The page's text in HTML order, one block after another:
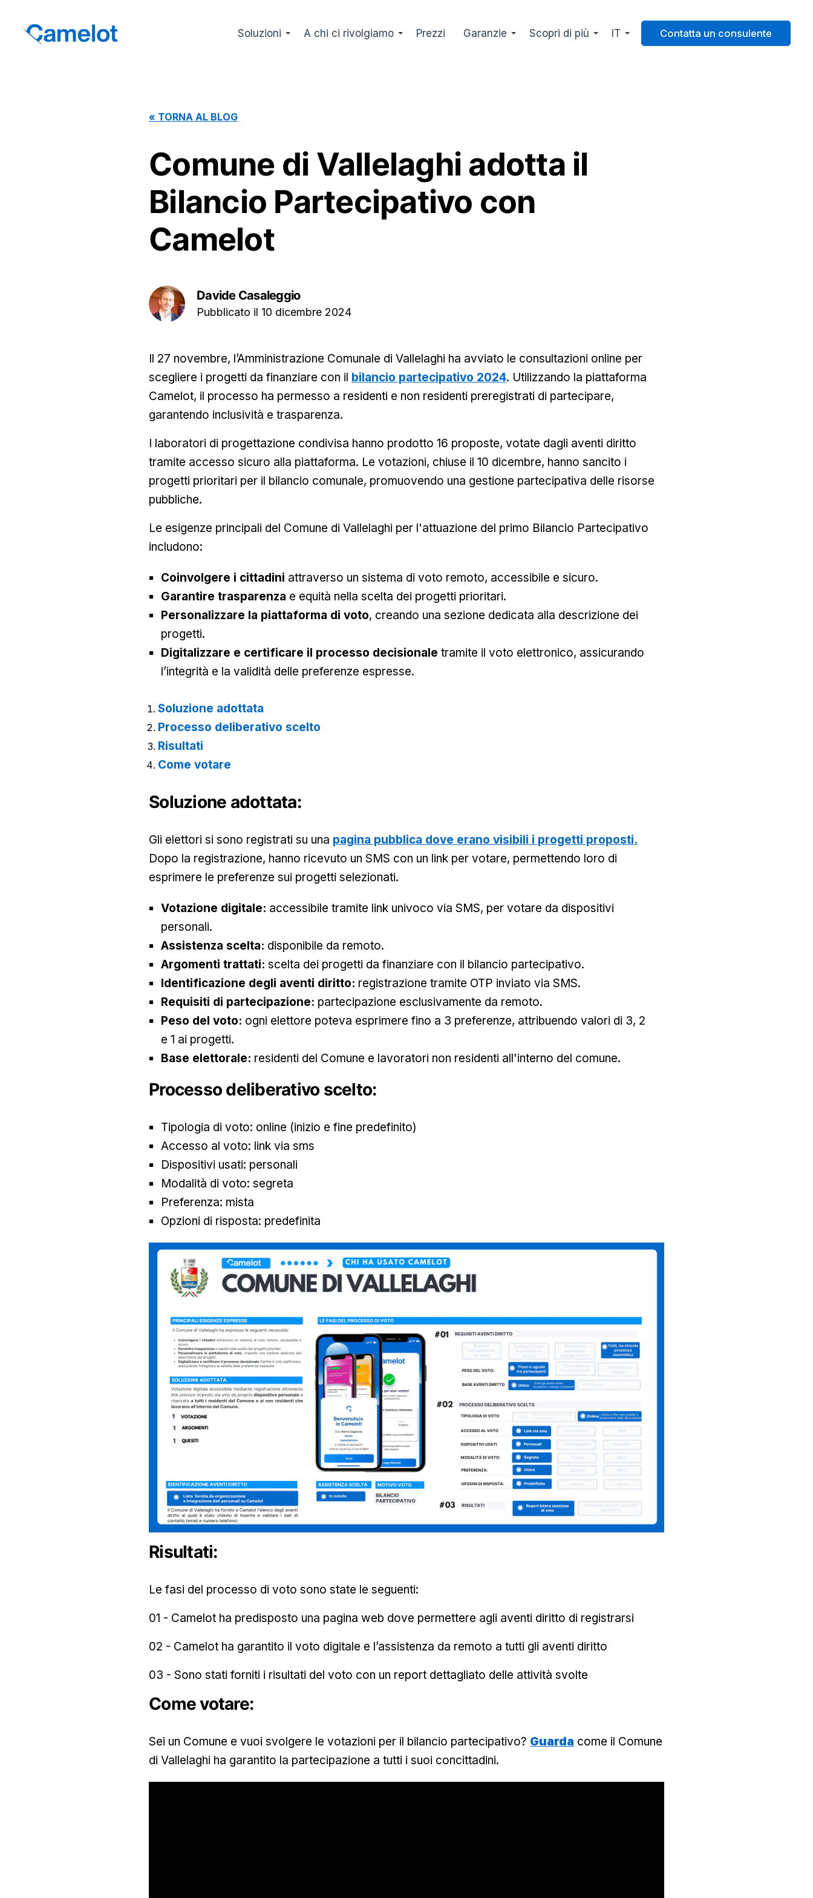
Soluzioni A chi ci rivolgiamo Prezzi Garanzie Scopri di più IT Contatta un consulente
« TORNA AL BLOG
Comune di Vallelaghi adotta il
Bilancio Partecipativo con
Camelot
Davide Casaleggio
Pubblicato il 10 dicembre 2024
Il 27 novembre, l’Amministrazione Comunale di Vallelaghi ha avviato le consultazioni online per
scegliere i progetti da finanziare con il bilancio partecipativo 2024. Utilizzando la piattaforma
Camelot, il processo ha permesso a residenti e non residenti preregistrati di partecipare,
garantendo inclusività e trasparenza.
I laboratori di progettazione condivisa hanno prodotto 16 proposte, votate dagli aventi diritto
tramite accesso sicuro alla piattaforma. Le votazioni, chiuse il 10 dicembre, hanno sancito i
progetti prioritari per il bilancio comunale, promuovendo una gestione partecipativa delle risorse
pubbliche.
Le esigenze principali del Comune di Vallelaghi per l'attuazione del primo Bilancio Partecipativo
includono:
Coinvolgere i cittadini attraverso un sistema di voto remoto, accessibile e sicuro.
Garantire trasparenza e equità nella scelta dei progetti prioritari.
Personalizzare la piattaforma di voto, creando una sezione dedicata alla descrizione dei
progetti.
Digitalizzare e certificare il processo decisionale tramite il voto elettronico, assicurando
l’integrità e la validità delle preferenze espresse.
Soluzione adottata
Processo deliberativo scelto
Risultati
Come votare
Soluzione adottata:
Gli elettori si sono registrati su una pagina pubblica dove erano visibili i progetti proposti.
Dopo la registrazione, hanno ricevuto un SMS con un link per votare, permettendo loro di
esprimere le preferenze sui progetti selezionati.
Votazione digitale: accessibile tramite link univoco via SMS, per votare da dispositivi
personali.
Assistenza scelta: disponibile da remoto.
Argomenti trattati:scelta dei progetti da finanziare con il bilancio partecipativo.
Identificazione degli aventi diritto: registrazione tramite OTP inviato via SMS.
Requisiti di partecipazione: partecipazione esclusivamente da remoto.
Peso del voto: ogni elettore poteva esprimere fino a 3 preferenze, attribuendo valori di 3, 2
e 1 ai progetti.
Base elettorale: residenti del Comune e lavoratori non residenti all'interno del comune.
Processo deliberativo scelto:
Tipologia di voto: online (inizio e fine predefinito)
Accesso al voto: link via sms
Dispositivi usati: personali
Modalità di voto: segreta
Preferenza: mista
Opzioni di risposta: predefinita
Risultati:
Le fasi del processo di voto sono state le seguenti:
01 - Camelot ha predisposto una pagina web dove permettere agli aventi diritto di registrarsi
02 - Camelot ha garantito il voto digitale e l’assistenza da remoto a tutti gli aventi diritto
03 - Sono stati forniti i risultati del voto con un report dettagliato delle attività svolte
Come votare:
Sei un Comune e vuoi svolgere le votazioni per il bilancio partecipativo? Guarda come il Comune
di Vallelaghi ha garantito la partecipazione a tutti i suoi concittadini.